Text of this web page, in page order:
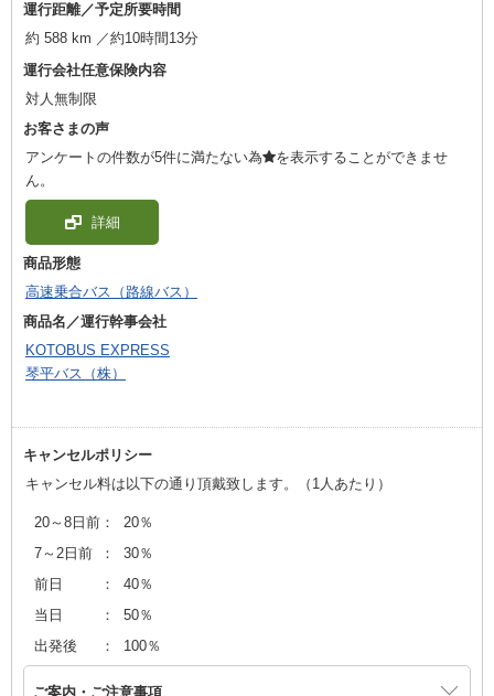
運行距離／予定所要時間
約 588 km ／約10時間13分
運行会社任意保険内容
対人無制限
お客さまの声
アンケートの件数が5件に満たない為
を表示することができませ
ん。
詳細
商品形態
高速乗合バス（路線バス）
商品名／運行幹事会社
KOTOBUS EXPRESS
琴平バス（株）
キャンセルポリシー
キャンセル料は以下の通り頂戴致します。（1人あたり）
20～8日前 ：
20％
7～2日前
：
30％
前日
：
40％
当日
：
50％
出発後
： 100％
ご案内・ご注意事項